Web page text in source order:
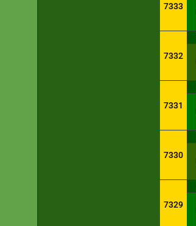
7333
7332
7331
7330
7329